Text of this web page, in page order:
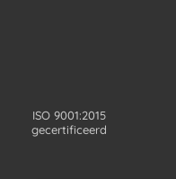
ISO 9001:2015
gecertificeerd